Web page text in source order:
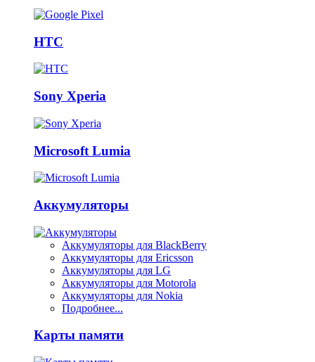
HTC
Sony Xperia
Microsoft Lumia
Аккумуляторы
Аккумуляторы для BlackBerry
Аккумуляторы для Ericsson
Аккумуляторы для LG
Аккумуляторы для Motorola
Аккумуляторы для Nokia
Подробнее...
Карты памяти